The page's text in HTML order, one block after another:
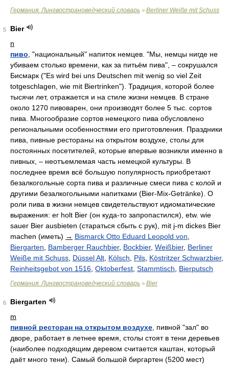
Германия. Лингвострановедческий словарь > Berliner Weiße mit Schuss
5
Bier
n
пиво , "национальный" напиток немцев. "Мы, немцы нигде не
убиваем столько времени, как за питьём пива", – сокрушался
Бисмарк ("Es wird bei uns Deutschen mit wenig so viel Zeit
totgeschlagen, wie mit Biertrinken"). Традиция, которой более
тысячи лет, отражается и на стиле жизни немцев. В стране
около 1270 пивоварен, они производят более 5 тыс. сортов
пива. Многообразие сортов немецкого пива обусловлено
региональными особенностями его приготовления. Праздники
пива, пивные рестораны на открытом воздухе, столы для
постоянных посетителей, которые впервые возникли именно в
пивных, – неотъемлемая часть немецкой культуры. В
последнее время всё большую популярность приобретают
безалкогольные сорта пива и различные смеси пива с колой и
другими безалкогольными напитками (Bier-Mix-Getränke). О
роли пива в жизни немцев свидетельствуют идиоматические
выражения: er holt Bier (он куда-то запропастился), etw. wie
sauer Bier ausbieten (стараться сбыть с рук), mit j-m dickes Bier
machen (иметь) → Bismarck Otto Eduard Leopold von
Biergarten
Bamberger Rauchbier, Bockbier, Weißbier, Berliner
Weiße mit Schuss Düssel Alt Kölsch Pils Köstritzer Schwarzbier,
Reinheitsgebot von 1516 Oktoberfest Stammtisch Bierputsch
Германия. Лингвострановедческий словарь > Bier
6
Biergarten
m
пивной ресторан на открытом воздухе , пивной "зал" во
дворе, работает в летнее время, столы стоят в тени деревьев
(наиболее подходящим деревом считается каштан, который
даёт много тени). Самый большой биргартен (5200 мест)